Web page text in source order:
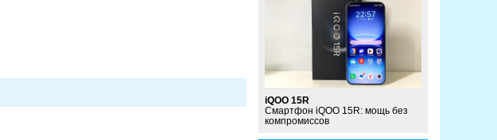
iQOO 15R
Смартфон iQOO 15R: мощь без
компромиссов